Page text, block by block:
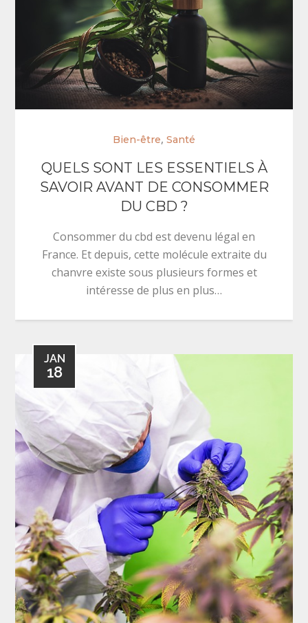
Bien-être, Santé
QUELS SONT LES ESSENTIELS À
SAVOIR AVANT DE CONSOMMER
DU CBD ?
Consommer du cbd est devenu légal en
France. Et depuis, cette molécule extraite du
chanvre existe sous plusieurs formes et
intéresse de plus en plus…
JAN
18